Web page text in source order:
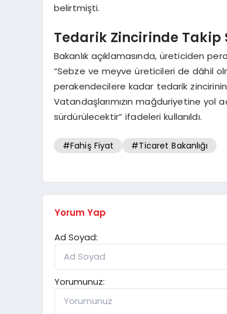
belirtmişti.
Tedarik Zincirinde Takip
Bakanlık açıklamasında, üreticiden
“Sebze ve meyve üreticileri de dâhil
perakendecilere kadar tedarik
Vatandaşlarımızın mağduriyetine yol
sürdürülecektir” ifadeleri kullanıldı.
#Fahiş Fiyat #Ticaret Bakanlığı
Yorum Yap
Ad Soyad:
Yorumunuz: